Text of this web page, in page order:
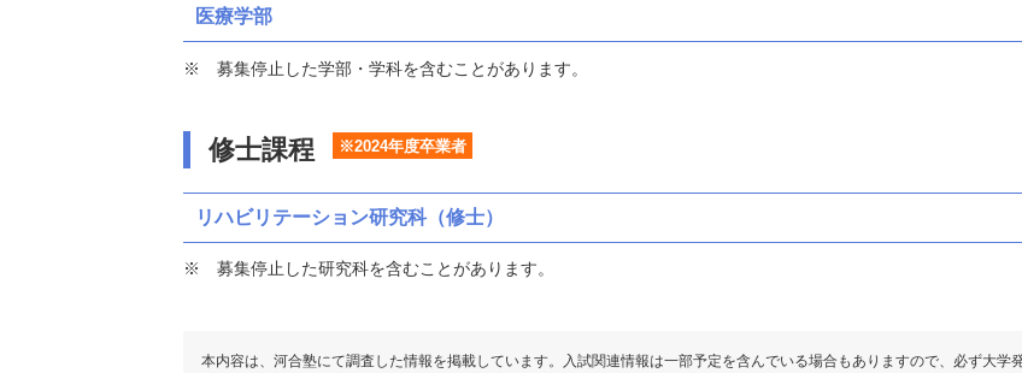
医療学部
募集停止した学部・学科を含むことがあります。
修士課程 ※2024年度卒業者
リハビリテーション研究科（修士）
募集停止した研究科を含むことがあります。
本内容は、河合塾にて調査した情報を掲載しています。入試関連情報は一部予定を含んでいる場合もありますので、必ず大学